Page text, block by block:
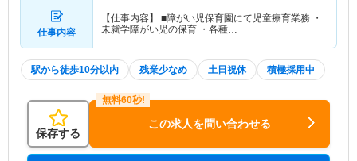
仕事内容
【仕事内容】 ■障がい児保育園にて児童療育業務 ・
未就学障がい児の保育 ・各種…
駅から徒歩10分以内 残業少なめ 土日祝休 積極採用中
保存する
この求人を問い合わせる